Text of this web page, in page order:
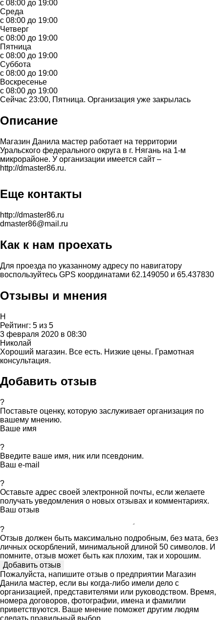
с 08:00 до 19:00
Среда
с 08:00 до 19:00
Четверг
с 08:00 до 19:00
Пятница
с 08:00 до 19:00
Суббота
с 08:00 до 19:00
Воскресенье
с 08:00 до 19:00
Сейчас 23:00, Пятница. Организация уже закрылась
Описание
Магазин Данила мастер работает на территории
Уральского федерального округа в г. Нягань на 1-м
микрорайоне. У организации имеется сайт –
http://dmaster86.ru.
Еще контакты
http://dmaster86.ru
dmaster86@mail.ru
Как к нам проехать
Для проезда по указанному адресу по навигатору
воспользуйтесь GPS координатами 62.149050 и 65.437830
Отзывы и мнения
Н
Рейтинг: 5 из 5
3 февраля 2020 в 08:30
Николай
Хороший магазин. Все есть. Низкие цены. Грамотная
консультация.
Добавить отзыв
?
Поставьте оценку, которую заслуживает организация по
вашему мнению.
Ваше имя
?
Введите ваше имя, ник или псевдоним.
Ваш e-mail
?
Оставьте адрес своей электронной почты, если желаете
получать уведомления о новых отзывах и комментариях.
Ваш отзыв
?
Отзыв должен быть максимально подробным, без мата, без
личных оскорблений, минимальной длиной 50 символов. И
помните, отзыв может быть как плохим, так и хорошим.
Пожалуйста, напишите отзыв о предприятии Магазин
Данила мастер, если вы когда-либо имели дело с
организацией, представителями или руководством. Время,
номера договоров, фотографии, имена и фамилии
приветствуются. Ваше мнение поможет другим людям